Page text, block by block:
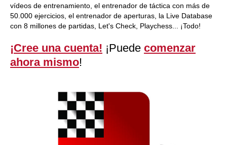
vídeos de entrenamiento, el entrenador de táctica con más de
50.000 ejercicios, el entrenador de aperturas, la Live Database
con 8 millones de partidas, Let's Check, Playchess... ¡Todo!
¡Cree una cuenta! ¡Puede comenzar
ahora mismo!